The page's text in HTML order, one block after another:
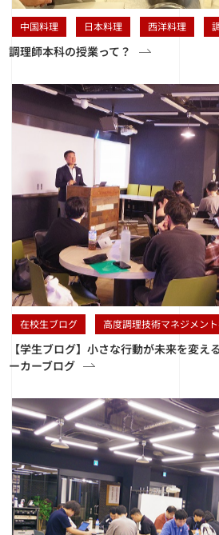
中国料理 日本料理 西洋料理
調理師本科の授業って？
在校生ブログ 高度調理技術マネジメン
【学生ブログ】小さな行動が未来を変
ーカーブログ